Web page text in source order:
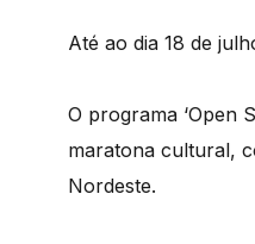
Até ao dia 18 de
O programa ‘Open
maratona cultural,
Nordeste.